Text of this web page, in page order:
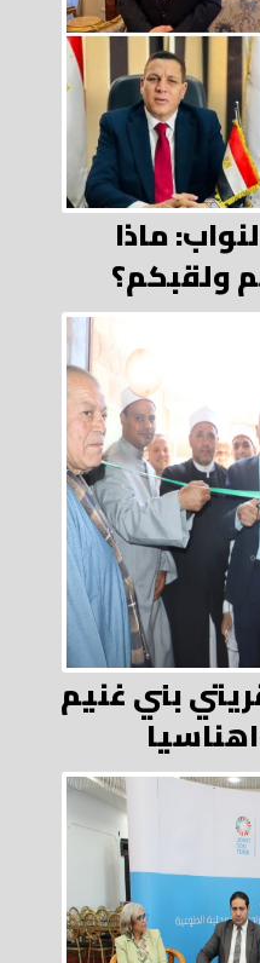
ماذا
ولقبكم؟
بني غنيم